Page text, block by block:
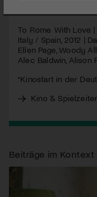
To Rome With Love
Italy / Spain, 2012 |
Ellen Page, Woody
Alec Baldwin, Alison
*Kinostart in der
Kino &
Beiträge im Kontext